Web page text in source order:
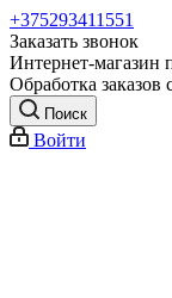
+375293411551
Заказать звонок
Интернет-магазин
Обработка заказов
Поиск
Войти